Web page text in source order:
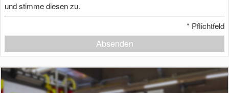
und stimme diesen zu.
* Pflichtfeld
Absenden